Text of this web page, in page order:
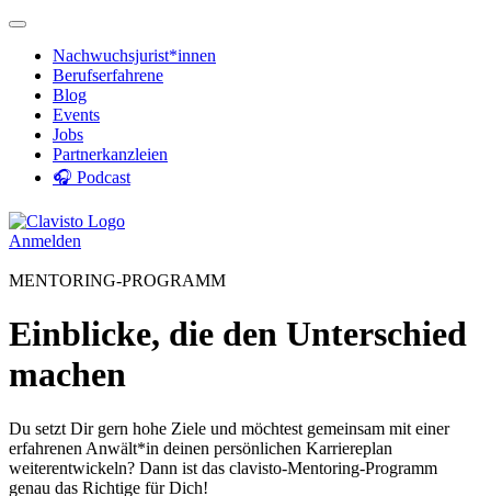
Nachwuchsjurist*innen
Berufserfahrene
Blog
Events
Jobs
Partnerkanzleien
🎧 Podcast
Anmelden
MENTORING-PROGRAMM
Einblicke, die den Unterschied
machen
Du setzt Dir gern hohe Ziele und möchtest gemeinsam mit einer
erfahrenen Anwält*in deinen persönlichen Karriereplan
weiterentwickeln? Dann ist das clavisto-Mentoring-Programm
genau das Richtige für Dich!